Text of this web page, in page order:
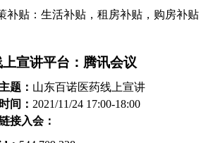
补贴：生活补贴，租房补贴，购房补
宣讲平台：腾讯会议
题： 山东百诺医药线上宣讲
间： 2021/11/24 17:00-18:00
接入会：